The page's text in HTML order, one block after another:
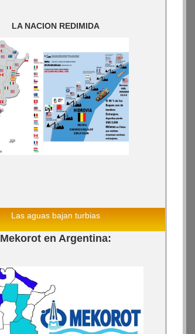
LA NACION REDIMIDA
Las aguas bajan turbias
Mekorot en Argentina: